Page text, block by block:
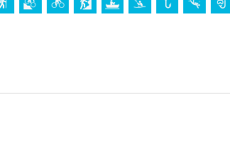
pêche, plongée, snorkeling, surf et
(à moins de 5 kilomètres de l'appartement)